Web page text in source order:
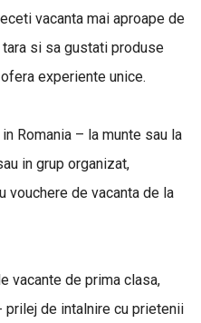
vacanta mai aproape de
si sa gustati produse
experiente unice.
Romania – la munte sau la
in grup organizat,
vouchere de vacanta de la
vacante de prima clasa,
de intalnire cu prietenii